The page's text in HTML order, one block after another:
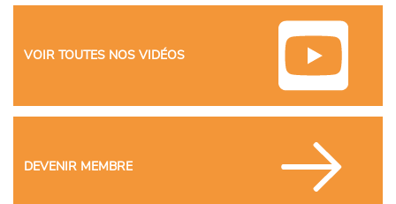
VOIR TOUTES NOS VIDÉOS
DEVENIR MEMBRE